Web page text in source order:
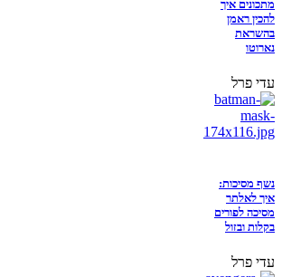
מתכונים איך
להכין ראמן
בהשראת
נארוטו
עדי פרל
נשף מסיכות:
איך לאלתר
מסיכה לפורים
בקלות ובזול
עדי פרל